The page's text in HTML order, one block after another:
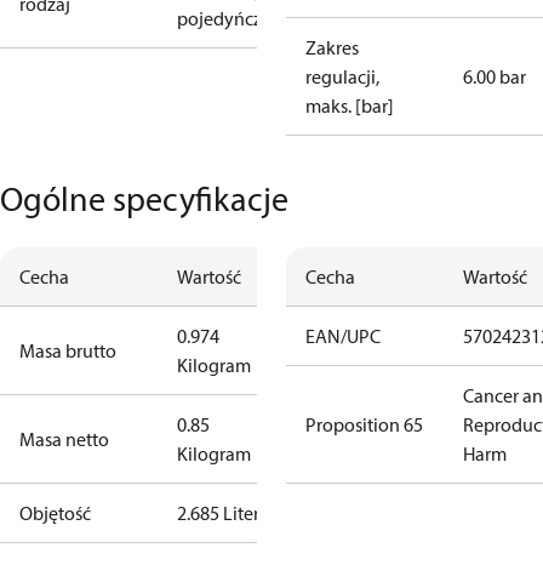
pojedyńczo
Zakres
regulacji,
maks. [bar]
6.00 bar
Ogólne specyfikacje
Cecha Wartość
Masa brutto
0.974
Kilogram
Masa netto
0.85
Kilogram
Objętość 2.685 Liter
Cecha Wartość
EAN/UPC
Proposition 65
Cancer
Harm